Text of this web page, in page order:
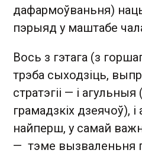
дафармоўваньня)
пэрыяд у маштабе
Вось з гэтага (з
трэба сыходзіць,
стратэгіі — і
грамадзкіх дзеячоў), і
найперш, у самай
— тэме вызваленьня